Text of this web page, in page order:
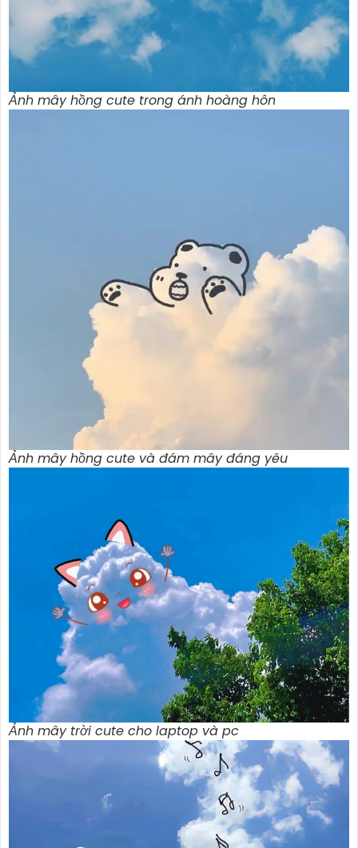
Ảnh mây hồng cute trong ánh hoàng hôn
Ảnh mây hồng cute và đám mây đáng yêu
Ảnh mây trời cute cho laptop và pc